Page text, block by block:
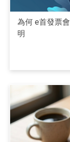
為何 e首發票
明